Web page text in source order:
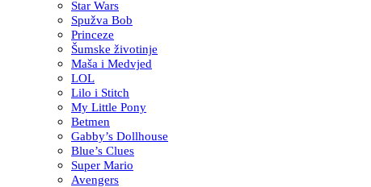
Star Wars
Spužva Bob
Princeze
Šumske životinje
Maša i Medvjed
LOL
Lilo i Stitch
My Little Pony
Betmen
Gabby’s Dollhouse
Blue’s Clues
Super Mario
Avengers